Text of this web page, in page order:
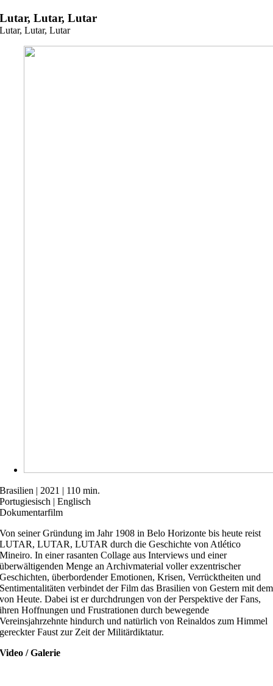
Zum
Inhalt
springen
Lutar, Lutar, Lutar
Lutar, Lutar, Lutar
Brasilien | 2021 | 110 min.
Portugiesisch | Englisch
Dokumentarfilm
Von seiner Gründung im Jahr 1908 in Belo Horizonte bis heute reist
LUTAR, LUTAR, LUTAR durch die Geschichte von Atlético
Mineiro. In einer rasanten Collage aus Interviews und einer
überwältigenden Menge an Archivmaterial voller exzentrischer
Geschichten, überbordender Emotionen, Krisen, Verrücktheiten und
Sentimentalitäten verbindet der Film das Brasilien von Gestern mit dem
von Heute. Dabei ist er durchdrungen von der Perspektive der Fans,
ihren Hoffnungen und Frustrationen durch bewegende
Vereinsjahrzehnte hindurch und natürlich von Reinaldos zum Himmel
gereckter Faust zur Zeit der Militärdiktatur.
Video / Galerie